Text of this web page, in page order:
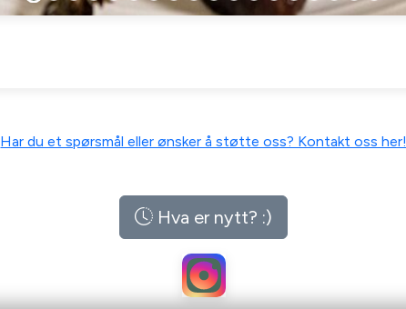
Har du et spørsmål eller ønsker å støtte oss? Kontakt oss her!
Hva er nytt? :)